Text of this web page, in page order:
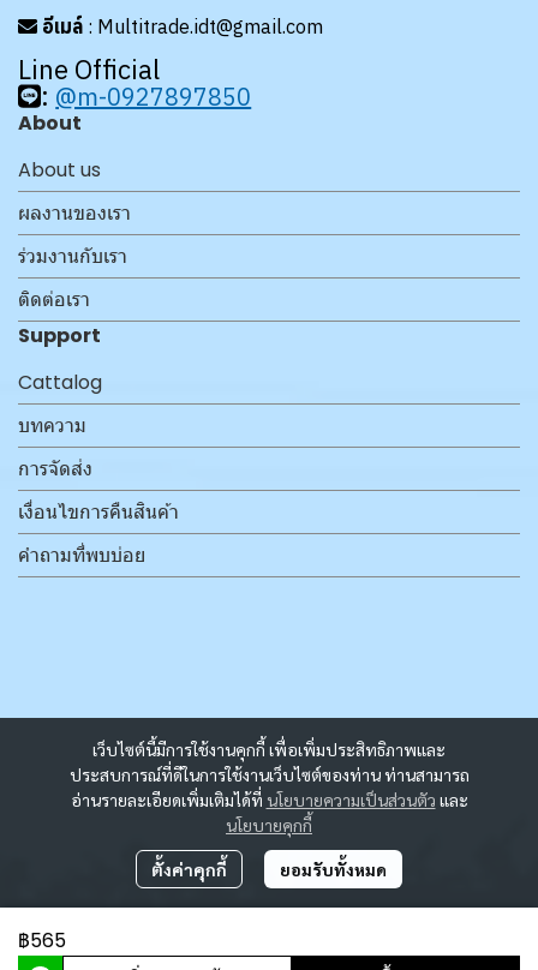
฿565
เว็บไซต์นี้มีการใช้งานคุกกี้ เพื่อเพิ่มประสิทธิภาพและ
ประสบการณ์ที่ดีในการใช้งานเว็บไซต์ของท่าน ท่านสามารถ
อ่านรายละเอียดเพิ่มเติมได้ที่ นโยบายความเป็นส่วนตัว และ
นโยบายคุกกี้
ตั้งค่าคุกกี้ ยอมรับทั้งหมด
อีเมล์ : Multitrade.idt@gmail.com
Line Official
: @m-0927897850
About
About us
ผลงานของเรา
ร่วมงานกับเรา
ติดต่อเรา
Support
Cattalog
บทความ
การจัดส่ง
เงื่อนไขการคืนสินค้า
คำถามที่พบบ่อย
ผู้เข้าชมวันนี้7,199